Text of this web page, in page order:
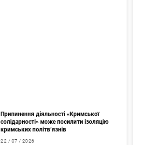
Припинення діяльності «Кримської
солідарності» може посилити ізоляцію
кримських політв’язнів
22 / 07 / 2026